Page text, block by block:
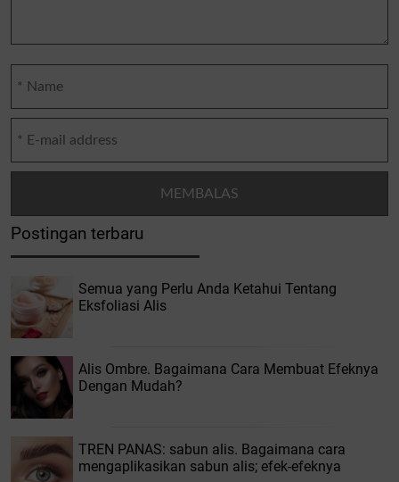
Postingan terbaru
Semua yang Perlu Anda Ketahui Tentang
Eksfoliasi Alis
Alis Ombre. Bagaimana Cara Membuat Efeknya
Dengan Mudah?
TREN PANAS: sabun alis. Bagaimana cara
mengaplikasikan sabun alis; efek-efeknya